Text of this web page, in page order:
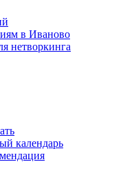
в Иваново
нетворкинга
календарь